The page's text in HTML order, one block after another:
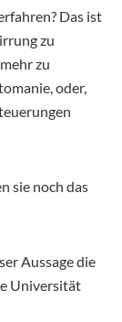
Das ist
zu
zu
oder,
sie noch das
Aussage die
Universität